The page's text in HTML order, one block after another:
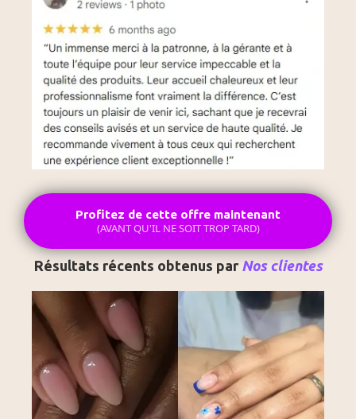
Profitez de cette offre maintenant
(AVANT QU'IL NE SOIT TROP TARD)
Résultats récents obtenus parNos clientes